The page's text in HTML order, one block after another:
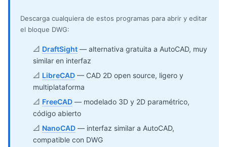
Descarga cualquiera de estos programas para abrir y editar
el bloque DWG:
📐 DraftSight — alternativa gratuita a AutoCAD, muy
similar en interfaz
📐 LibreCAD — CAD 2D open source, ligero y
multiplataforma
📐 FreeCAD — modelado 3D y 2D paramétrico,
código abierto
📐 NanoCAD — interfaz similar a AutoCAD,
compatible con DWG